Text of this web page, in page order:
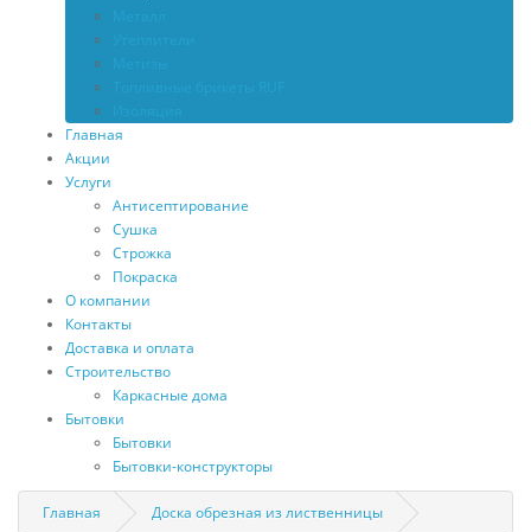
Главная
Акции
Услуги
Антисептирование
Сушка
Строжка
Покраска
О компании
Контакты
Доставка и оплата
Строительство
Каркасные дома
Бытовки
Бытовки
Бытовки-конструкторы
Главная Доска обрезная из лиственницы